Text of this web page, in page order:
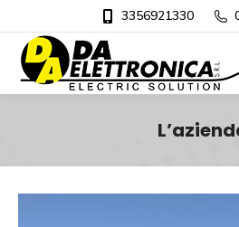
3356921330